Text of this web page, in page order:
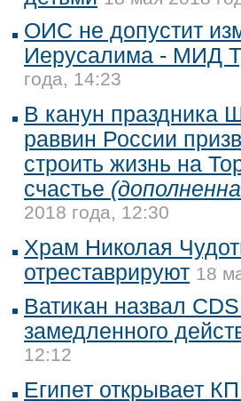
ОИС не допустит
Иерусалима - МИД
года, 14:23
В канун праздника
раввин России
строить жизнь на
счастье
2018 года, 12:30
Храм Николая
отреставрируют 18
Ватикан назвал
замедленного
12:12
Египет открывает